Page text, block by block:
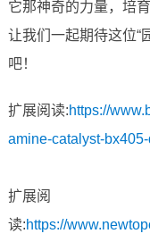
它那神奇的力量，培
让我们一起期待这位“
吧！
扩展阅读:https://
amine-catalyst-
扩展阅
读:https://